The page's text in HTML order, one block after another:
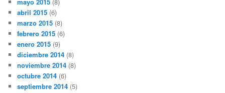
abril 2015 (6)
marzo 2015 (8)
febrero 2015 (6)
enero 2015 (9)
diciembre 2014 (8)
noviembre 2014 (8)
octubre 2014 (6)
septiembre 2014 (5)